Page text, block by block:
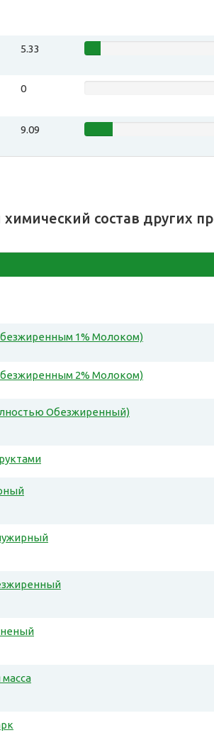
5.33
0
9.09
состав других
1% Молоком)
2% Молоком)
Обезжиренный)